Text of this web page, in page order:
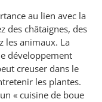
au lien avec la
des châtaignes, des
les animaux. La
développement
creuser dans le
les plantes.
« cuisine de boue